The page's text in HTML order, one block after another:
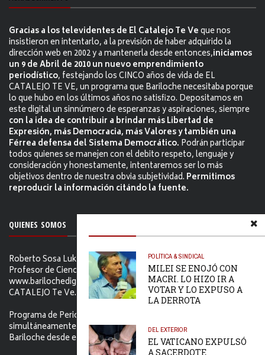
POLÍTICA & SINDICAL
MILEI SE ENOJÓ CON
MACRI. LO HIZO IR A
VOTAR Y LO EXPUSO A
LA DERROTA
DEL EXTERIOR
EL VATICANO EXPULSÓ
A SACERDOTE
Gracias a los televidentes de El Catalejo Te Veque nos
insistieron en intentarlo, a la previsión de haber adquirido la
dirección web en 2002 y a mantenerla desde entonces,iniciamos
un 9 de Abril de 2010 un nuevo emprendimiento
periodístico, festejando los CINCO años de vida de EL
CATALEJO TE VE, un programa que Bariloche necesitaba porque
lo que hubo en los últimos años no satisfizo. Depositamos en
este digital un sinnúmero de esperanzas y aspiraciones, siempre
con la idea de contribuir a brindar más Libertad de
Expresión, más Democracia, más Valores y también una
Férrea defensa del Sistema Democrático. Podrán participar
todos quienes se manejen con el debito respeto, lenguaje y
consideración y honestamente, intentaremos ser lo más
objetivos dentro de nuestra obvia subjetividad. Permitimos
reproducir la información citándo la fuente.
QUIENES SOMOS
Roberto Sosa Lukam Periodista, Martillero Público Nacional,
Profesor de Ciencias Sociales, Editor de
www.barilochedigital.com y Conductor y Productor de EL
CATALEJO Te Ve.
Programa de Periodismo Político que se difunde
simultáneamente en ambos Video-cables de San Carlos de
Bariloche desde el primer jueves de Febrero de 2006.